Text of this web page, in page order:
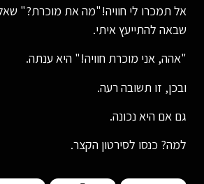
אל תמכרו לי חוויה!"מה את מוכרת?"
שבאה להתייעץ איתי.
"אהה, אני מוכרת חוויה!" היא ענתה.
ובכן, זו תשובה רעה.
גם אם היא נכונה.
למה? כנסו לסירטון הקצר.